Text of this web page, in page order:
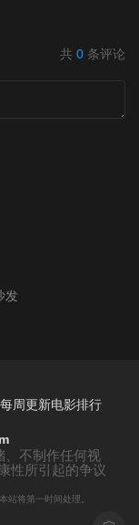
共 0 条评论
发
周更新电影排行
、不制作任何视
性所引起的争议
站将第一时间处理。